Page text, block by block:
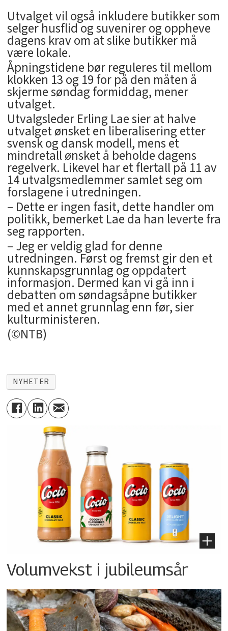
Utvalget vil også inkludere butikker som
selger husflid og suvenirer og oppheve
dagens krav om at slike butikker må
være lokale.
Åpningstidene bør reguleres til mellom
klokken 13 og 19 for på den måten å
skjerme søndag formiddag, mener
utvalget.
Utvalgsleder Erling Lae sier at halve
utvalget ønsket en liberalisering etter
svensk og dansk modell, mens et
mindretall ønsket å beholde dagens
regelverk. Likevel har et flertall på 11 av
14 utvalgsmedlemmer samlet seg om
forslagene i utredningen.
– Dette er ingen fasit, dette handler om
politikk, bemerket Lae da han leverte fra
seg rapporten.
– Jeg er veldig glad for denne
utredningen. Først og fremst gir den et
kunnskapsgrunnlag og oppdatert
informasjon. Dermed kan vi gå inn i
debatten om søndagsåpne butikker
med et annet grunnlag enn før, sier
kulturministeren.
(©NTB)
NYHETER
Volumvekst i jubileumsår